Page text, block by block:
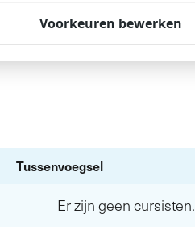
Tussenvoegsel
Er zijn geen cursisten.
Voorkeuren bewerken